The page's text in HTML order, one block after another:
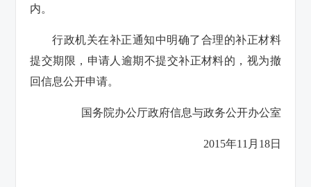
内。
行政机关在补正通知中明确了合理的补正材料
提交期限，申请人逾期不提交补正材料的，视为撤
回信息公开申请。
国务院办公厅政府信息与政务公开办公室
2015年11月18日